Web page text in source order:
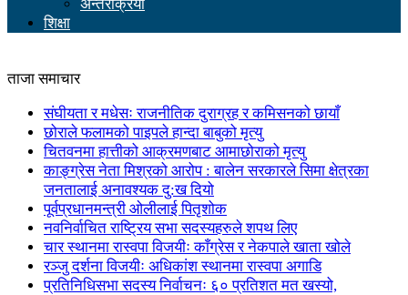
अन्तरक्रिया
शिक्षा
ताजा समाचार
संघीयता र मधेसः राजनीतिक दुराग्रह र कमिसनको छायाँ
छोराले फलामको पाइपले हान्दा बाबुको मृत्यु
चितवनमा हात्तीको आक्रमणबाट आमाछोराको मृत्यु
काङ्ग्रेस नेता मिश्रको आरोप : बालेन सरकारले सिमा क्षेत्रका
जनतालाई अनावश्यक दु:ख दियो
पूर्वप्रधानमन्त्री ओलीलाई पितृशोक
नवनिर्वाचित राष्ट्रिय सभा सदस्यहरुले शपथ लिए
चार स्थानमा रास्वपा विजयीः काँग्रेस र नेकपाले खाता खोले
रञ्जु दर्शना विजयीः अधिकांश स्थानमा रास्वपा अगाडि
प्रतिनिधिसभा सदस्य निर्वाचनः ६० प्रतिशत मत खस्यो,